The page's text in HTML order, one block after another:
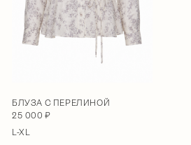
БЛУЗА С ПЕРЕЛИНОЙ
25 000 ₽
L-XL